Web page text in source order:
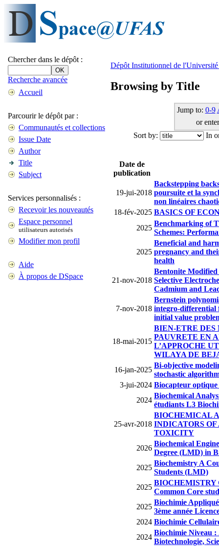
Chercher dans le dépôt :
Recherche avancée
Accueil
Parcourir le dépôt par :
Communautés et collections
Issue Date
Author
Title
Subject
Services personnalisés :
Recevoir les nouveautés
Espace personnel
utilisateurs autorisés
Modifier mon profil
Aide
À propos de DSpace
Dépôt Institutionnel de
Browsing by Title
Jump to: 0-9
or
Sort by:
In
Date de
publication
19-jui-2018
Backstepping
poursuite et la
non linéaires
18-fév-2025 BASICS OF
2025
Benchmarking of
Schemes:
2025
Beneficial and
pregnancy and
health
21-nov-2018
Bentonite Modified
Selective
Cadmium and
7-nov-2018
Bernstein
integro-differential
initial value
18-mai-2015
BIEN-ETRE DES
PAUVRETE EN
L’APPROCHE
WILAYA DE
16-jan-2025
Bi-objective
stochastic
3-jui-2024 Biocapteur optique
2024
Biochemical
étudiants L3
25-avr-2018
BIOCHEMICAL
INDICATORS
TOXICITY
2026
Biochemical
Degree (LMD) in
2025
Biochemistry A
Students (LMD)
2025
BIOCHEMISTRY
Common Core
2025
Biochimie
3ème année
2024 Biochimie
2024
Biochimie Niveau :
Biotechnologie,